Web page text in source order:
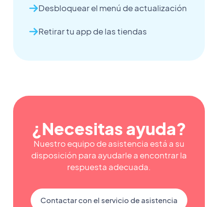
Desbloquear el menú de actualización
Retirar tu app de las tiendas
¿Necesitas ayuda?
Nuestro equipo de asistencia está a su
disposición para ayudarle a encontrar la
respuesta adecuada.
Contactar con el servicio de asistencia